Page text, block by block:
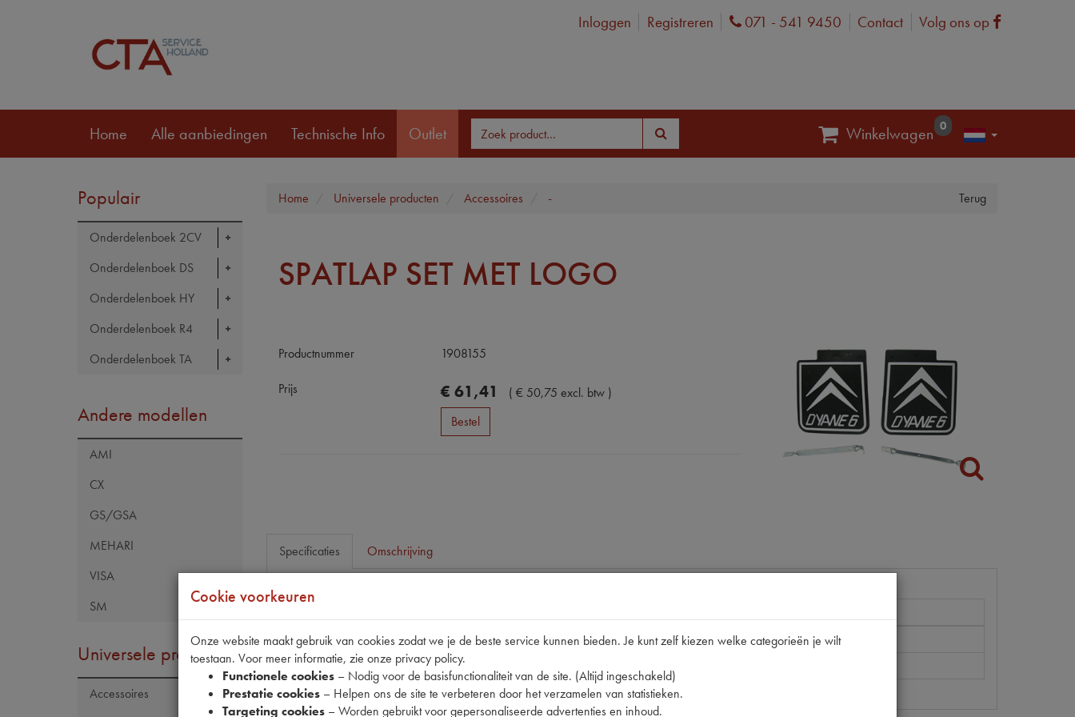
Inloggen Registreren Phone
071 - 541 9450 Contact Volg ons op Facebook
Home Alle aanbiedingen Technische Info Outlet Winkelwagen 0
Populair
Onderdelenboek 2CV
Onderdelenboek DS
Onderdelenboek HY
Onderdelenboek R4
Onderdelenboek TA
Andere modellen
AMI
CX
GS/GSA
MEHARI
VISA
SM
Universele producten
Accessoires
Terug
Home Universele producten Accessoires -
SPATLAP SET MET LOGO
Productnummer 1908155
Prijs € 61,41 (€ 50,75 excl. btw )
Bestel
Specificaties Omschrijving
Model Citroën
DYANE
Maten
Cookie voorkeuren
Onze website maakt gebruik van cookies zodat we je de beste service kunnen bieden. Je kunt zelf kiezen welke categorieën je wilt
toestaan. Voor meer informatie, zie onze privacy policy.
Functionele cookies – Nodig voor de basisfunctionaliteit van de site. (Altijd ingeschakeld)
Prestatie cookies – Helpen ons de site te verbeteren door het verzamelen van statistieken.
Targeting cookies – Worden gebruikt voor gepersonaliseerde advertenties en inhoud.